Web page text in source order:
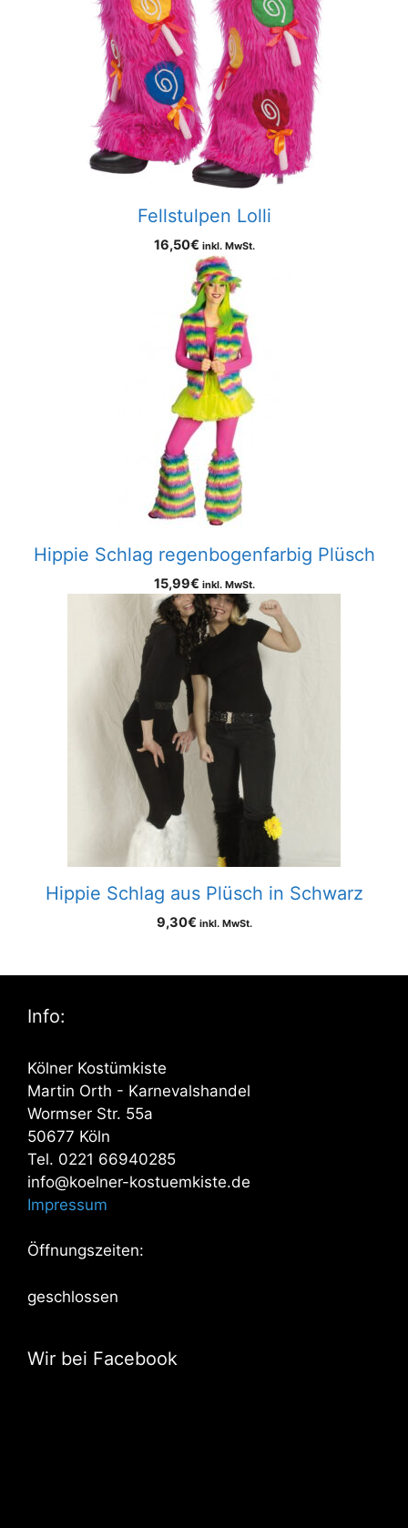
Fellstulpen Lolli
16,50€ inkl. MwSt.
Hippie Schlag regenbogenfarbig Plüsch
15,99€ inkl. MwSt.
Hippie Schlag aus Plüsch in Schwarz
9,30€ inkl. MwSt.
Info:
Kölner Kostümkiste
Martin Orth - Karnevalshandel
Wormser Str. 55a
50677 Köln
Tel. 0221 66940285
info@koelner-kostuemkiste.de
Impressum
Öffnungszeiten:
geschlossen
Wir bei Facebook